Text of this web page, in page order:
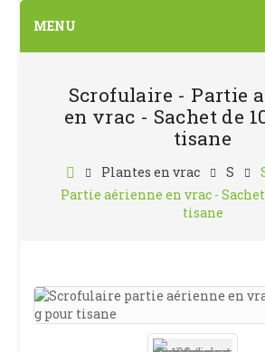
MENU
Scrofulaire - Partie
en vrac - Sachet de
tisane
Plantes en vrac S
Partie aérienne en vrac - Sachet
tisane